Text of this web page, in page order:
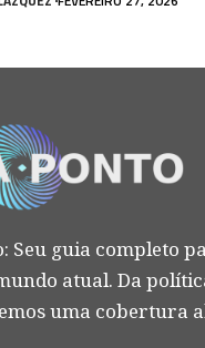
Seu guia completo
atual. Da
uma cobertura